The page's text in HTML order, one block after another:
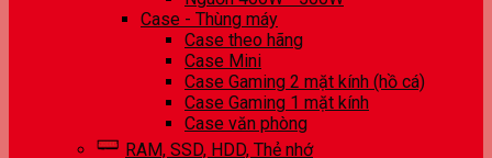
Case - Thùng máy
Case theo hãng
Case Mini
Case Gaming 2 mặt kính (hồ cá)
Case Gaming 1 mặt kính
Case văn phòng
RAM, SSD, HDD, Thẻ nhớ